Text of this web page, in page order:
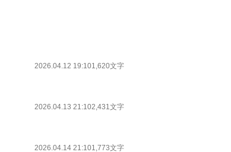
2026.04.12 19:101,620文字
2026.04.13 21:102,431文字
2026.04.14 21:101,773文字